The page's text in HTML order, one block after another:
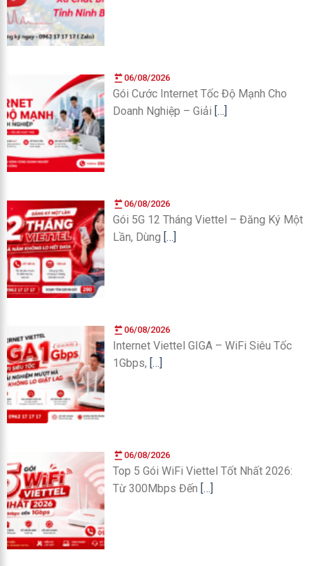
06/08/2026
Gói Cước Internet Tốc Độ Mạnh Cho
Doanh Nghiệp – Giải […]
06/08/2026
Gói 5G 12 Tháng Viettel – Đăng Ký Một
Lần, Dùng […]
06/08/2026
Internet Viettel GIGA – WiFi Siêu Tốc
1Gbps, […]
06/08/2026
Top 5 Gói WiFi Viettel Tốt Nhất 2026:
Từ 300Mbps Đến […]